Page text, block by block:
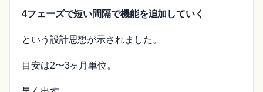
4フェーズで短い間隔で機能を追加していく
という設計思想が示されました。
目安は2〜3ヶ月単位。